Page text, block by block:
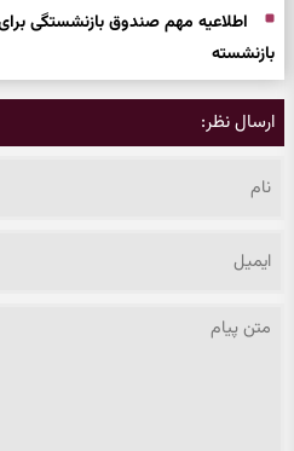
اطلاعیه مهم صندوق بازنشستگی
بازنشسته
ارسال نظر: